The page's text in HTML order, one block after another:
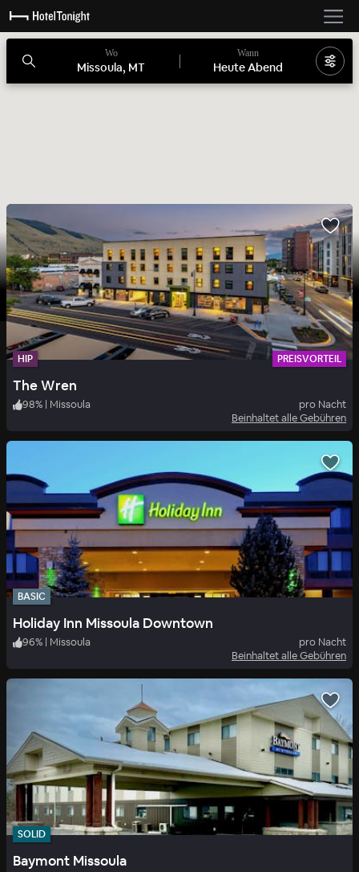
Wo
Missoula, MT
Wann
Heute Abend
HIP PREISVORTEIL
The Wren
98% | Missoula
pro Nacht
Beinhaltet alle Gebühren
BASIC
Holiday Inn Missoula Downtown
96% | Missoula
pro Nacht
Beinhaltet alle Gebühren
SOLID
Baymont Missoula